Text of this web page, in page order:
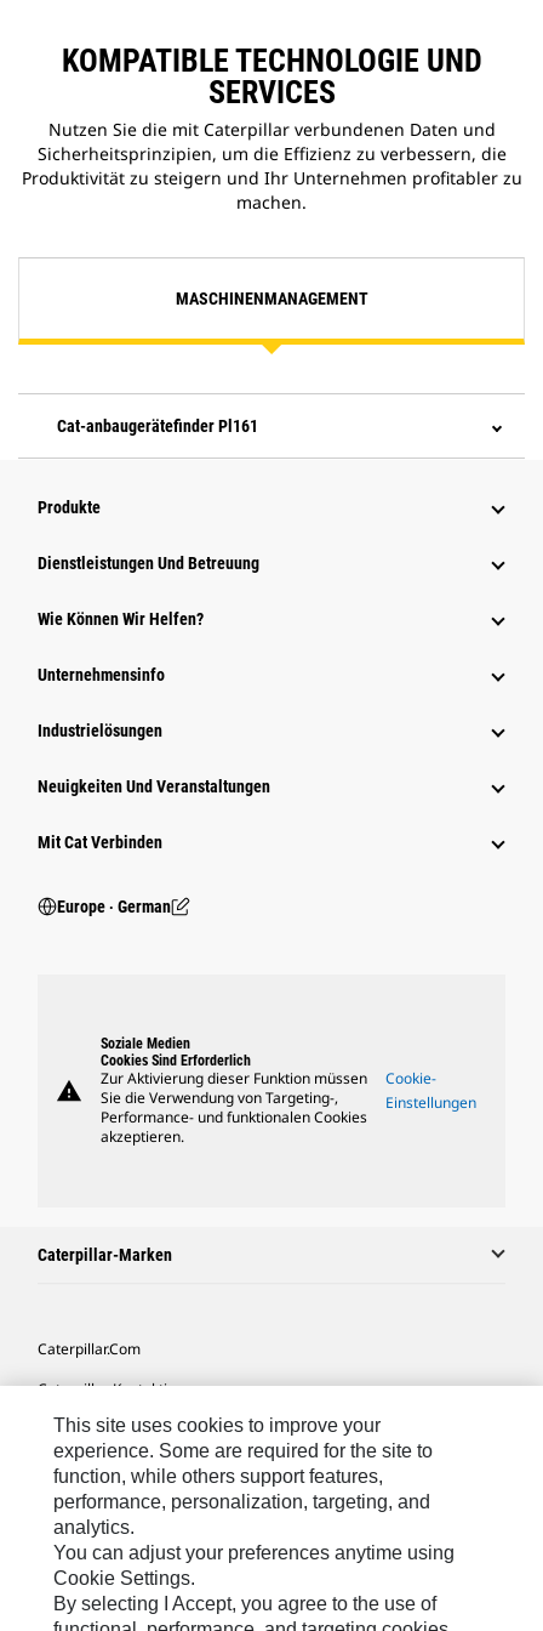
KOMPATIBLE TECHNOLOGIE UND
SERVICES
Nutzen Sie die mit Caterpillar verbundenen Daten und
Sicherheitsprinzipien, um die Effizienz zu verbessern, die
Produktivität zu steigern und Ihr Unternehmen profitabler zu
machen.
MASCHINENMANAGEMENT
Cat-anbaugerätefinder Pl161
Produkte
Dienstleistungen Und Betreuung
Wie Können Wir Helfen?
Unternehmensinfo
Industrielösungen
Neuigkeiten Und Veranstaltungen
Mit Cat Verbinden
Europe ‧ German
warning
Soziale Medien
Cookies Sind Erforderlich
Zur Aktivierung dieser Funktion müssen
Sie die Verwendung von Targeting-,
Performance- und funktionalen Cookies
akzeptieren.
Cookie-
Einstellungen
Caterpillar-Marken
Caterpillar.com
Caterpillar Kontaktieren
Meine Marketing-Präferenzen
Seitenübersicht
Cookie Settings
Rechtliche Hinweise
Datenschutz
This site uses cookies to improve your
experience. Some are required for the site to
function, while others support features,
performance, personalization, targeting, and
analytics.
You can adjust your preferences anytime using
Cookie Settings.
By selecting I Accept, you agree to the use of